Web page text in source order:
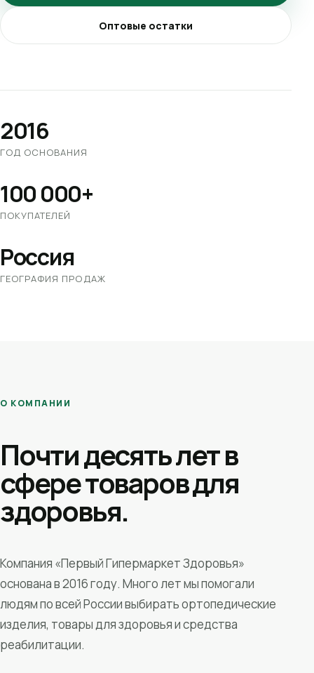
Оптовые остатки
2016
ГОД ОСНОВАНИЯ
100 000+
ПОКУПАТЕЛЕЙ
Россия
ГЕОГРАФИЯ ПРОДАЖ
О КОМПАНИИ
Почти десять лет в
сфере товаров для
здоровья.
Компания «Первый Гипермаркет Здоровья»
основана в 2016 году. Много лет мы помогали
людям по всей России выбирать ортопедические
изделия, товары для здоровья и средства
реабилитации.